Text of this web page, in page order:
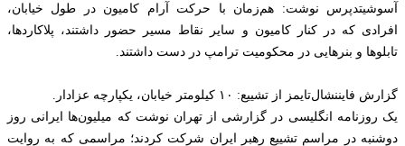
آسوشیتدپرس نوشت: هم‌زمان با حرکت آرام کامیون در طول خیابان،
افرادی که در کنار کامیون و سایر نقاط مسیر حضور داشتند، پلاکاردها،
تابلو‌ها و بنر‌هایی در محکومیت ترامپ در دست داشتند.
گزارش فایننشال‌تایمز از تشییع: ۱۰ کیلومتر خیابان، یکپارچه عزادار.
یک روزنامه انگلیسی در گزارشی از تهران نوشت که میلیون‌ها ایرانی روز
دوشنبه در مراسم تشییع رهبر ایران شرکت کردند؛ مراسمی که به روایت